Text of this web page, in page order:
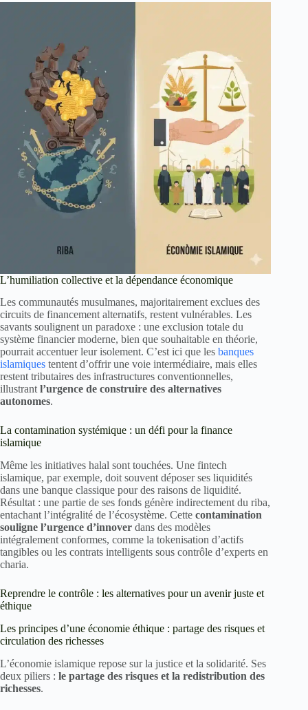
L’humiliation collective et la dépendance économique
Les communautés musulmanes, majoritairement exclues des
circuits de financement alternatifs, restent vulnérables. Les
savants soulignent un paradoxe : une exclusion totale du
système financier moderne, bien que souhaitable en théorie,
pourrait accentuer leur isolement. C’est ici que les banques
islamiques tentent d’offrir une voie intermédiaire, mais elles
restent tributaires des infrastructures conventionnelles,
illustrant l’urgence de construire des alternatives
autonomes.
La contamination systémique : un défi pour la finance
islamique
Même les initiatives halal sont touchées. Une fintech
islamique, par exemple, doit souvent déposer ses liquidités
dans une banque classique pour des raisons de liquidité.
Résultat : une partie de ses fonds génère indirectement du riba,
entachant l’intégralité de l’écosystème. Cette contamination
souligne l’urgence d’innover dans des modèles
intégralement conformes, comme la tokenisation d’actifs
tangibles ou les contrats intelligents sous contrôle d’experts en
charia.
Reprendre le contrôle : les alternatives pour un avenir juste et
éthique
Les principes d’une économie éthique : partage des risques et
circulation des richesses
L’économie islamique repose sur la justice et la solidarité. Ses
deux piliers : le partage des risques et la redistribution des
richesses.